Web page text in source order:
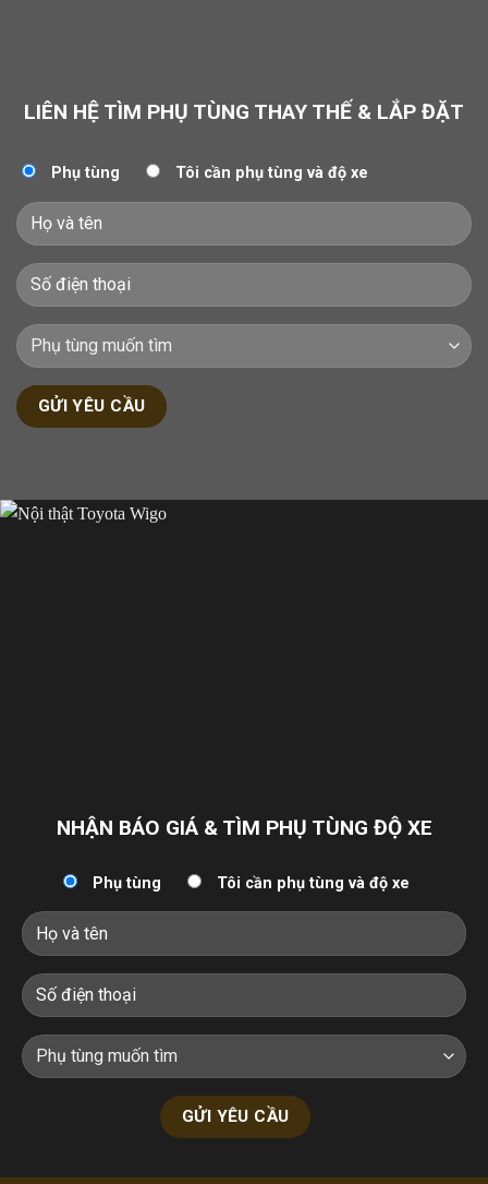
LIÊN HỆ TÌM PHỤ TÙNG THAY THẾ & LẮP ĐẶT
Phụ tùng Tôi cần phụ tùng và độ xe
NHẬN BÁO GIÁ & TÌM PHỤ TÙNG ĐỘ XE
Phụ tùng Tôi cần phụ tùng và độ xe